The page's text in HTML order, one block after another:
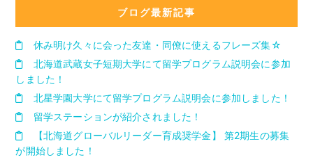
ブログ最新記事
休み明け久々に会った友達・同僚に使えるフレーズ集☆
北海道武蔵女子短期大学にて留学プログラム説明会に参加
しました！
北星学園大学にて留学プログラム説明会に参加しました！
留学ステーションが紹介されました！
【北海道グローバルリーダー育成奨学金】 第2期生の募集
が開始しました！